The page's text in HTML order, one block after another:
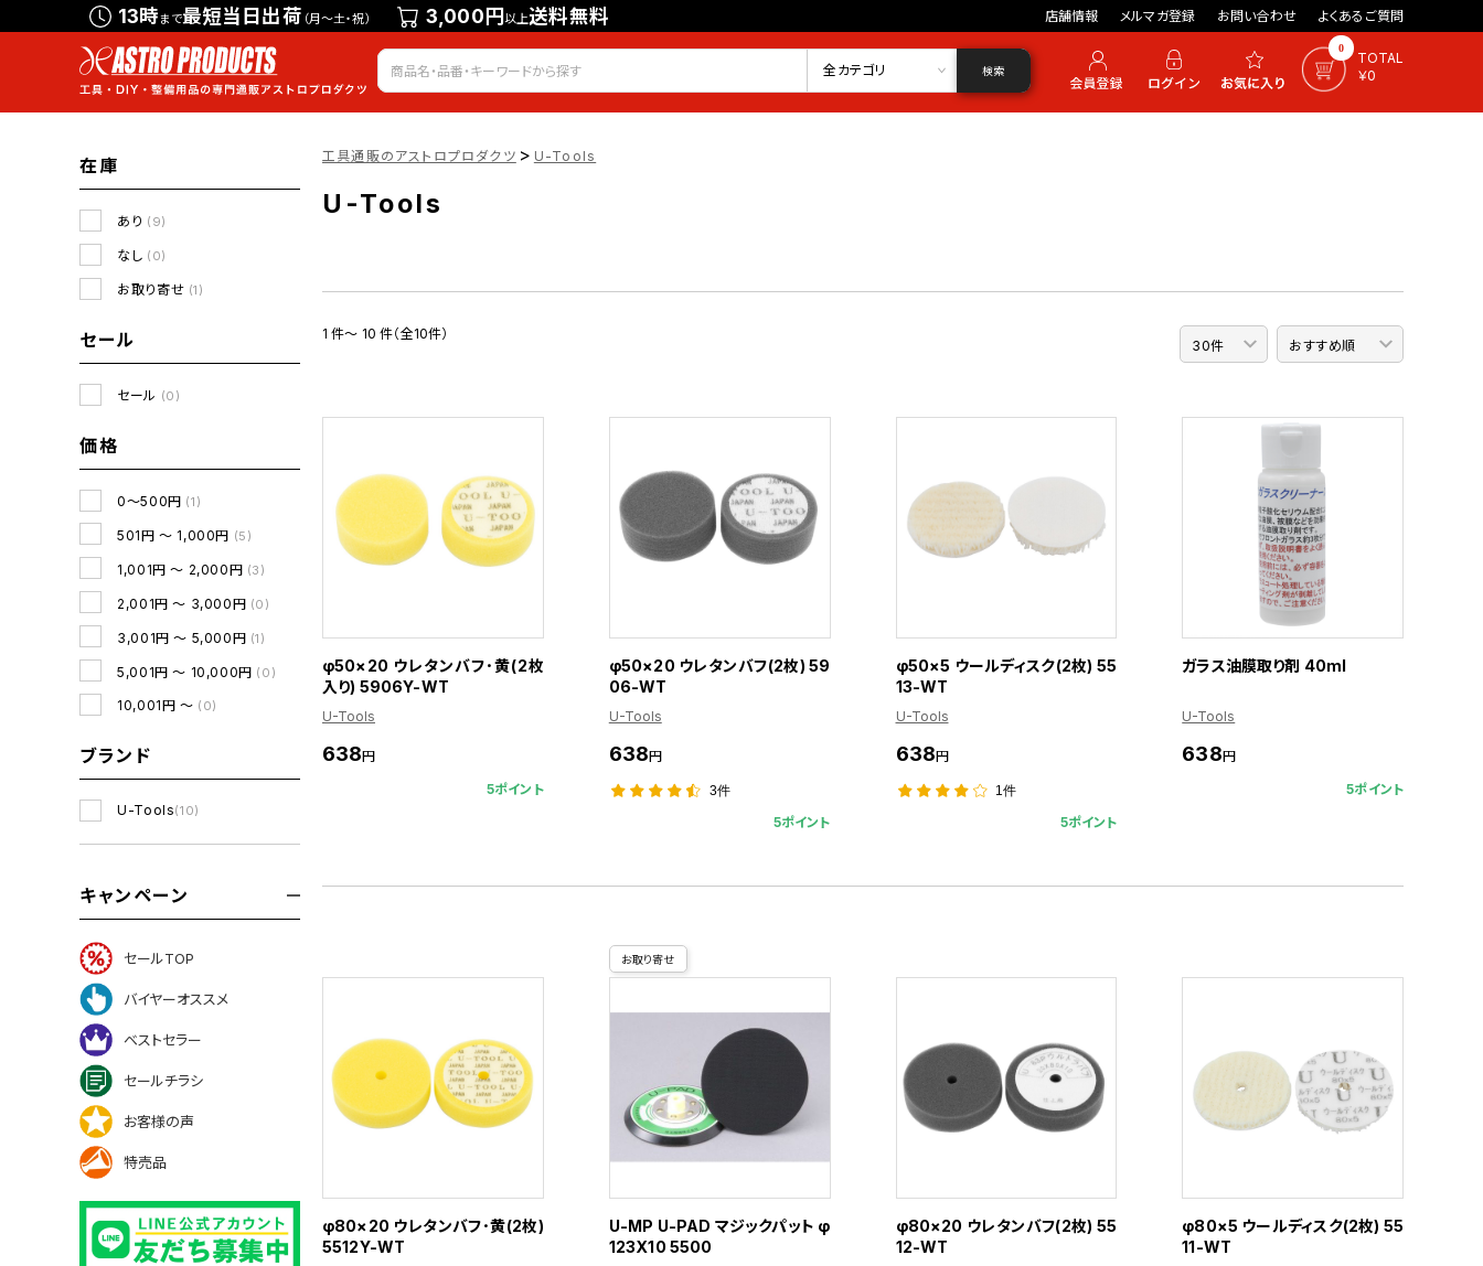
13時まで最短当日出荷 （月～土・祝） 3,000円以上送料無料 店舗情報 メルマガ登録 お問い合わせ よくあるご質問
会員登録 ログイン お気に入り 0
TOTAL
￥0
全カテゴリ 検索
在庫
あり (9)
なし (0)
お取り寄せ (1)
セール
セール (0)
価格
0～500円 (1)
501円 ～ 1,000円 (5)
1,001円 ～ 2,000円 (3)
2,001円 ～ 3,000円 (0)
3,001円 ～ 5,000円 (1)
5,001円 ～ 10,000円 (0)
10,001円 ～ (0)
ブランド
U-Tools(10)
キャンペーン
セールTOP
バイヤーオススメ
ベストセラー
セールチラシ
お客様の声
特売品
工具通販のアストロプロダクツ > U-Tools
U-Tools
1 件～ 10 件（全10件）
φ50×20 ウレタンバフ･黄(2枚
入り) 5906Y-WT
U-Tools
638円
5ポイント
φ50×20 ウレタンバフ(2枚) 59
06-WT
U-Tools
638円
3件
5ポイント
φ50×5 ウールディスク(2枚) 55
13-WT
U-Tools
638円
1件
5ポイント
ガラス油膜取り剤 40ml
U-Tools
638円
5ポイント
φ80×20 ウレタンバフ･黄(2枚)
5512Y-WT
お取り寄せ
U-MP U-PAD マジックパット φ
123X10 5500
φ80×20 ウレタンバフ(2枚) 55
12-WT
φ80×5 ウールディスク(2枚) 55
11-WT